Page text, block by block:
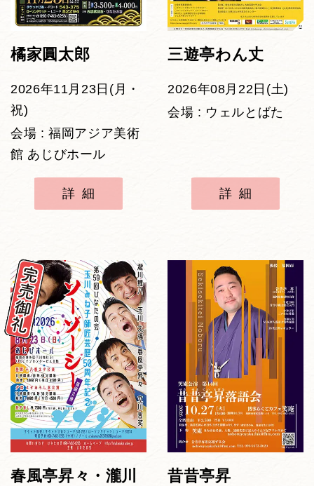
橘家圓太郎
2026年11月23日(月・
祝)
会場 : 福岡アジア美術
館 あじびホール
詳細
三遊亭わん丈
2026年08月22日(土)
会場 : ウェルとばた
詳細
春風亭昇々・瀧川
昔昔亭昇